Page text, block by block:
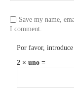
Save my name,
I comment.
Por favor, introduce
2 × uno =